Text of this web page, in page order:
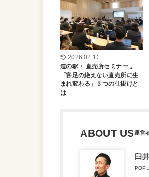
2026.02.13
道の駅・ 直売所セミナー 。
「客足の絶えない直売所に生
まれ変わる」３つの仕掛けと
は
ABOUT US
臼
POP